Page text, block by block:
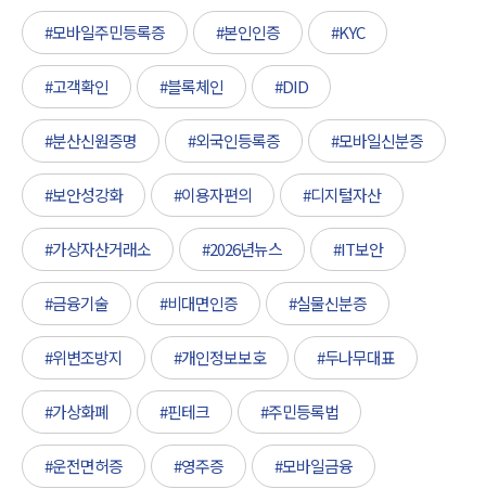
#모바일주민등록증 #본인인증 #KYC
#고객확인 #블록체인 #DID
#분산신원증명 #외국인등록증 #모바일신분증
#보안성강화 #이용자편의 #디지털자산
#가상자산거래소 #2026년뉴스 #IT보안
#금융기술 #비대면인증 #실물신분증
#위변조방지 #개인정보보호 #두나무대표
#가상화폐 #핀테크 #주민등록법
#운전면허증 #영주증 #모바일금융